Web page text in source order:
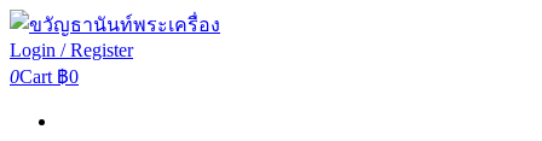
Login / Register
0Cart ฿0